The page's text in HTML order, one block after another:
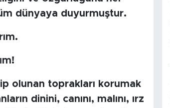
dünyaya duyurmuştur.
olunan toprakları korumak
dinini, canını, malını, ırz